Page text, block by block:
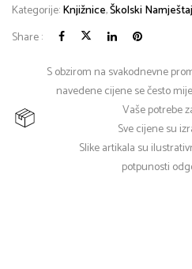
Kategorije:Knjižnice,Školski Namještaj
Share :
S obzirom na svakodnevne
navedene cijene se često
Vaše potrebe
Sve cijene su
Slike artikala su
potpunosti